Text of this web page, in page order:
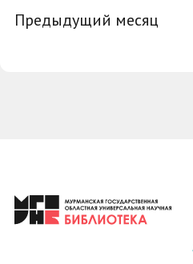
Предыдущий месяц